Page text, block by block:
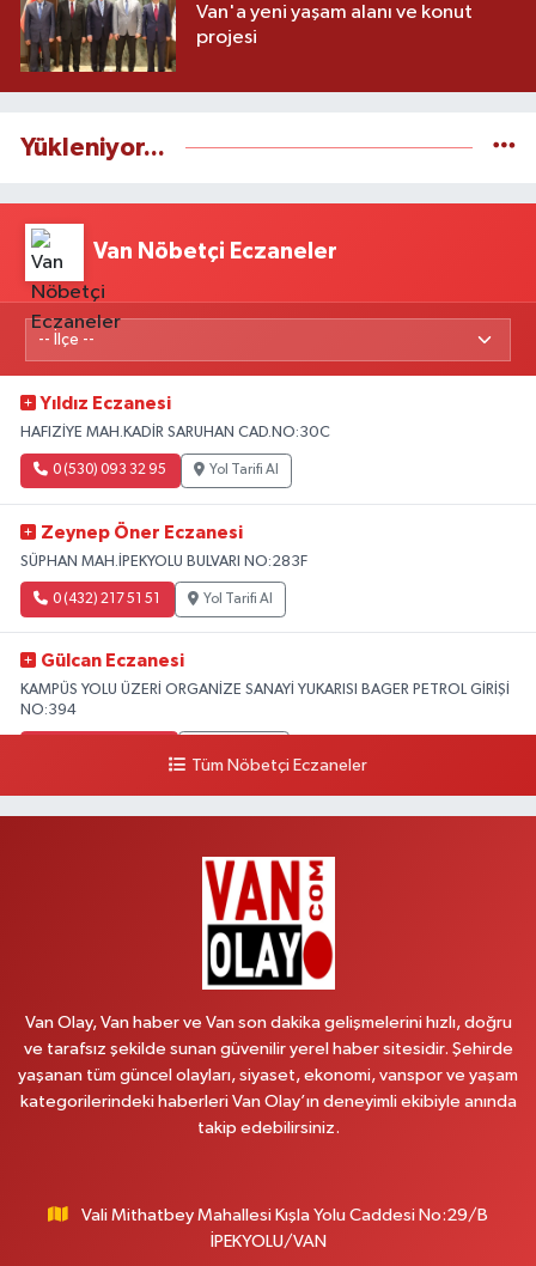
Van'a yeni yaşam alanı ve konut
projesi
Yükleniyor...
Van Nöbetçi Eczaneler
Yıldız Eczanesi
HAFIZİYE MAH.KADİR SARUHAN CAD.NO:30C
0 (530) 093 32 95 Yol Tarifi Al
Zeynep Öner Eczanesi
SÜPHAN MAH.İPEKYOLU BULVARI NO:283F
0 (432) 217 51 51 Yol Tarifi Al
Gülcan Eczanesi
KAMPÜS YOLU ÜZERİ ORGANİZE SANAYİ YUKARISI BAGER PETROL GİRİŞİ
NO:394
HEKİM HASTANESİ ACİL KARŞISI
Yol Tarifi Al
MAHMUDİYE MAH.ATATÜRK CAD.NO:17B
0 (531) 621 69 65 Yol Tarifi Al
Onay Eczanesi
Yenı Derman Eczanesi
Tüm Nöbetçi Eczaneler
Van Olay, Van haber ve Van son dakika gelişmelerini hızlı, doğru
ve tarafsız şekilde sunan güvenilir yerel haber sitesidir. Şehirde
yaşanan tüm güncel olayları, siyaset, ekonomi, vanspor ve yaşam
kategorilerindeki haberleri Van Olay’ın deneyimli ekibiyle anında
takip edebilirsiniz.
Vali Mithatbey Mahallesi Kışla Yolu Caddesi No:29/B
İPEKYOLU/VAN